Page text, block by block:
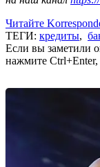
Читайте
ТЕГИ: кредиты,
Если вы заметили
нажмите